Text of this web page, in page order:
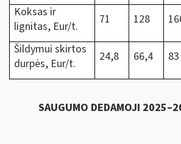
Koksas ir
lignitas, Eur/t.
71 128
Šildymui skirtos
durpės, Eur/t.
24,8 66,4 83
SAUGUMO DEDAMOJI